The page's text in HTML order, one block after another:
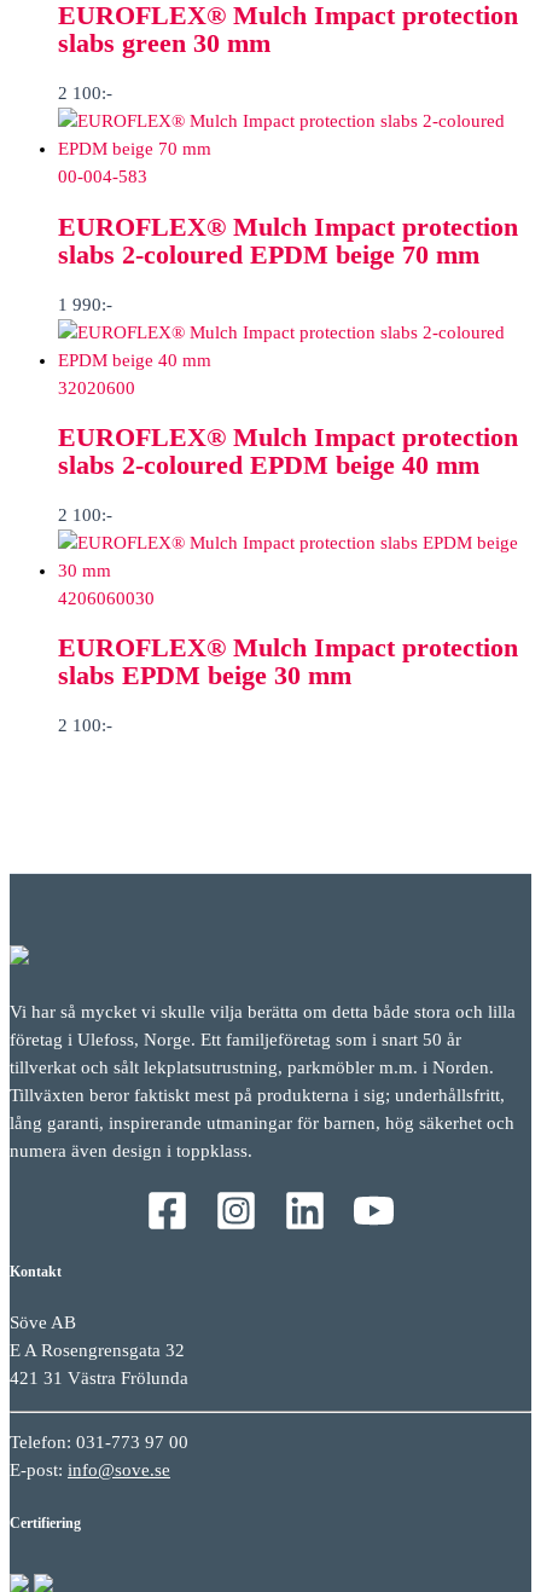
EUROFLEX® Mulch Impact protection
slabs green 30 mm
2 100:-
00-004-583
EUROFLEX® Mulch Impact protection
slabs 2-coloured EPDM beige 70 mm
1 990:-
32020600
EUROFLEX® Mulch Impact protection
slabs 2-coloured EPDM beige 40 mm
2 100:-
4206060030
EUROFLEX® Mulch Impact protection
slabs EPDM beige 30 mm
2 100:-
Vi har så mycket vi skulle vilja berätta om detta både stora och lilla
företag i Ulefoss, Norge. Ett familjeföretag som i snart 50 år
tillverkat och sålt lekplatsutrustning, parkmöbler m.m. i Norden.
Tillväxten beror faktiskt mest på produkterna i sig; underhållsfritt,
lång garanti, inspirerande utmaningar för barnen, hög säkerhet och
numera även design i toppklass.
Kontakt
Söve AB
E A Rosengrensgata 32
421 31 Västra Frölunda
Telefon: 031-773 97 00
E-post: info@sove.se
Certifiering